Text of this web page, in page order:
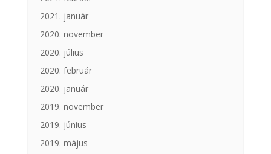
2021. január
2020. november
2020. július
2020. február
2020. január
2019. november
2019. június
2019. május